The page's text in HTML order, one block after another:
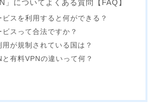
」についてよくある質問【FAQ】
ビスを利用すると何ができる？
ビスって合法ですか？
用が規制されている国は？
と有料VPNの違いって何？